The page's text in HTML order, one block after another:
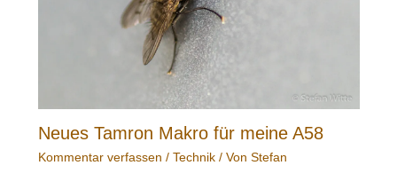
Neues Tamron Makro für meine A58
Kommentar verfassen / Technik/ Von Stefan